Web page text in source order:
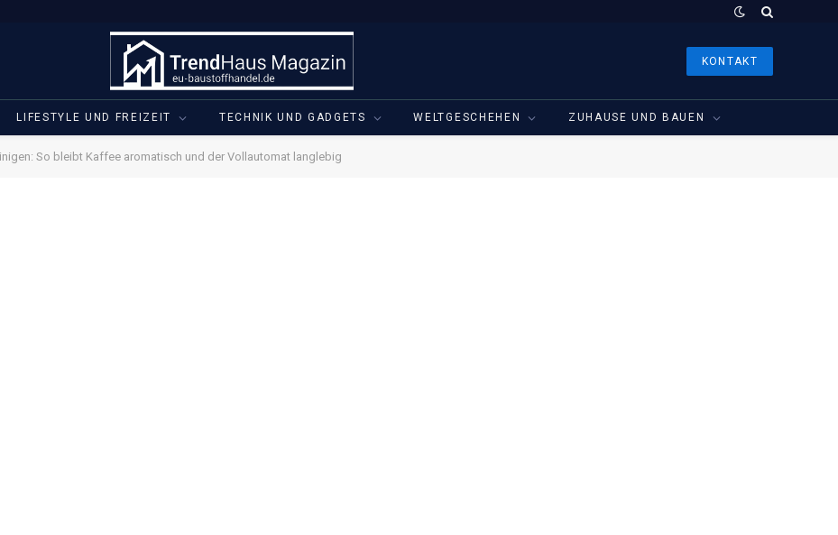
KONTAKT
LIFESTYLE UND FREIZEIT TECHNIK UND GADGETS WELTGESCHEHEN ZUHAUSE UND BAUEN
So bleibt Kaffee aromatisch und der Vollautomat langlebig